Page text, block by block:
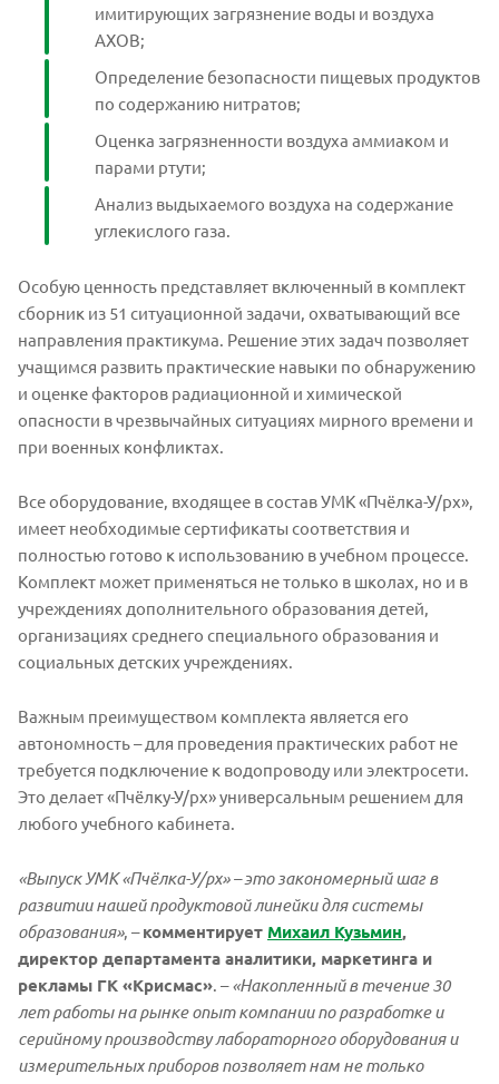
имитирующих загрязнение воды и воздуха
АХОВ;
Определение безопасности пищевых продуктов
по содержанию нитратов;
Оценка загрязненности воздуха аммиаком и
парами ртути;
Анализ выдыхаемого воздуха на содержание
углекислого газа.
Особую ценность представляет включенный в комплект
сборник из 51 ситуационной задачи, охватывающий все
направления практикума. Решение этих задач позволяет
учащимся развить практические навыки по обнаружению
и оценке факторов радиационной и химической
опасности в чрезвычайных ситуациях мирного времени и
при военных конфликтах.
Все оборудование, входящее в состав УМК «Пчёлка-У/рх»,
имеет необходимые сертификаты соответствия и
полностью готово к использованию в учебном процессе.
Комплект может применяться не только в школах, но и в
учреждениях дополнительного образования детей,
организациях среднего специального образования и
социальных детских учреждениях.
Важным преимуществом комплекта является его
автономность – для проведения практических работ не
требуется подключение к водопроводу или электросети.
Это делает «Пчёлку-У/рх» универсальным решением для
любого учебного кабинета.
«Выпуск УМК «Пчёлка-У/рх» – это закономерный шаг в
развитии нашей продуктовой линейки для системы
образования», –комментирует Михаил Кузьмин,
директор департамента аналитики, маркетинга и
рекламы ГК «Крисмас». –«Накопленный в течение 30
лет работы на рынке опыт компании по разработке и
серийному производству лабораторного оборудования и
измерительных приборов позволяет нам не только